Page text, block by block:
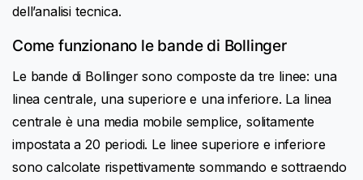
dell’analisi tecnica.
Come funzionano le bande di Bollinger
Le bande di Bollinger sono composte da tre linee: una
linea centrale, una superiore e una inferiore. La linea
centrale è una media mobile semplice, solitamente
impostata a 20 periodi. Le linee superiore e inferiore
sono calcolate rispettivamente sommando e sottraendo